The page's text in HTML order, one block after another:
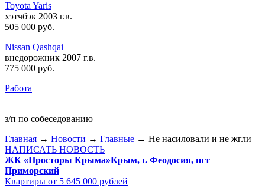
Toyota Yaris
хэтчбэк 2003 г.в.
505 000 руб.
Nissan Qashqai
внедорожник 2007 г.в.
775 000 руб.
Работа
з/п по собеседованию
Главная → Новости → Главные → Не насиловали и не жгли
НАПИСАТЬ НОВОСТЬ
ЖК «Просторы Крыма»Крым, г. Феодосия, пгт
Приморский
Квартиры от 5 645 000 рублей